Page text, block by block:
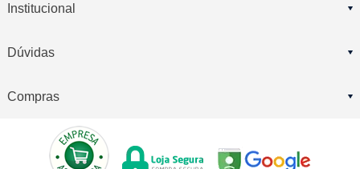
Institucional
Dúvidas
Compras